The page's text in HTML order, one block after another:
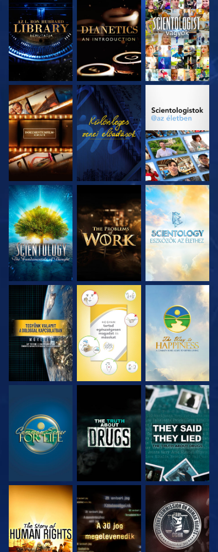
A SOROZAT
RÉSZEI
A SOROZAT
RÉSZEI
MŰSORNÉZÉS
A SOROZAT
RÉSZEI
MŰSORNÉZÉS
A SOROZAT
A SOROZAT
RÉSZEI
A SOROZAT
RÉSZEI
A SOROZAT
RÉSZEI
MŰSORNÉZÉS MŰSORNÉZÉS MŰSORNÉZÉS
MŰSORNÉZÉS MŰSORNÉZÉS MŰSORNÉZÉS
MŰSORNÉZÉS MŰSORNÉZÉS MŰSORNÉZÉS